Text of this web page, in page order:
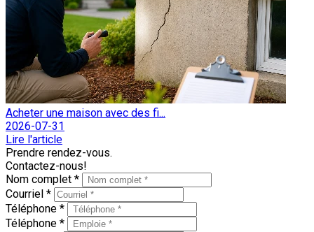
Acheter une maison avec des fi...
2026-07-31
Lire l'article
Prendre rendez-vous.
Contactez-nous!
Nom complet *
Courriel *
Téléphone *
Téléphone *